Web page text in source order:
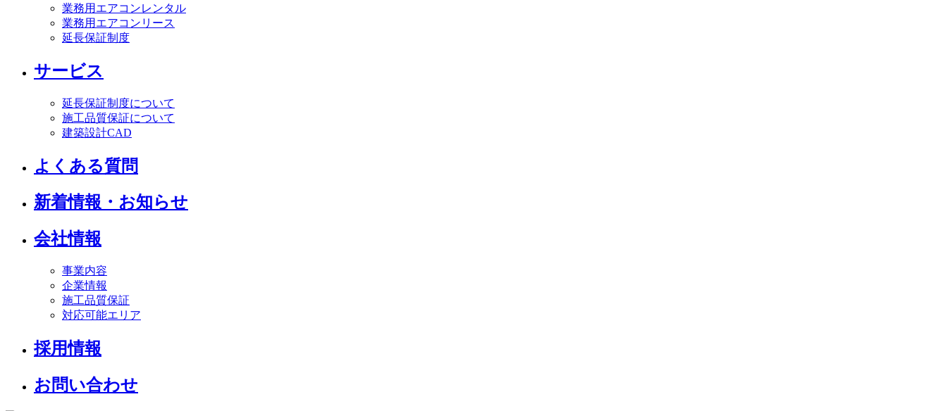
業務用エアコンレンタル
業務用エアコンリース
延長保証制度
サービス
延長保証制度について
施工品質保証について
建築設計CAD
よくある質問
新着情報・お知らせ
会社情報
事業内容
企業情報
施工品質保証
対応可能エリア
採用情報
お問い合わせ